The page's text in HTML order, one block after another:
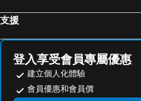
支援
登入享受會員專屬優惠
建立個人化體驗
會員優惠和會員價